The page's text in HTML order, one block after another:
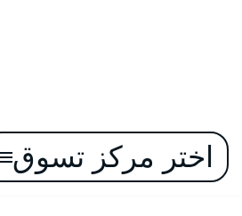
تخطىاختر مركز تسوق